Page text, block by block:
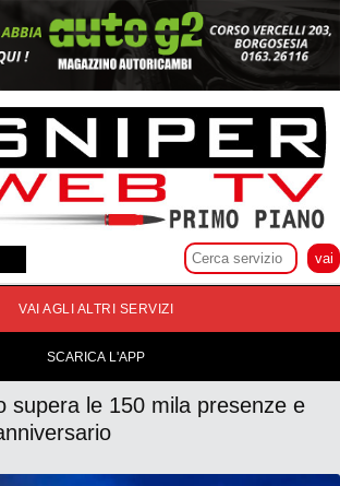
VAI AGLI ALTRI SERVIZI
SCARICA L'APP
supera le 150 mila presenze e